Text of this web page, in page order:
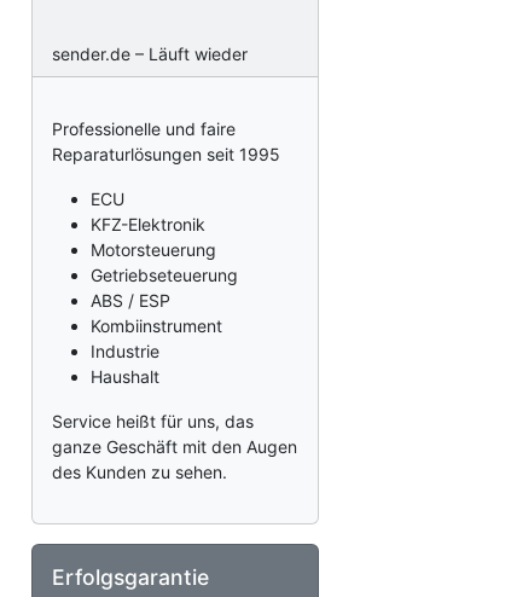
sender.de – Läuft wieder
Professionelle und faire
Reparaturlösungen seit 1995
ECU
KFZ-Elektronik
Motorsteuerung
Getriebseteuerung
ABS / ESP
Kombiinstrument
Industrie
Haushalt
Service heißt für uns, das
ganze Geschäft mit den Augen
des Kunden zu sehen.
Erfolgsgarantie